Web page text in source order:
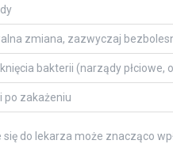
zmiana, zazwyczaj
bakterii (narządy płciowe,
po zakażeniu
do lekarza może znacząco